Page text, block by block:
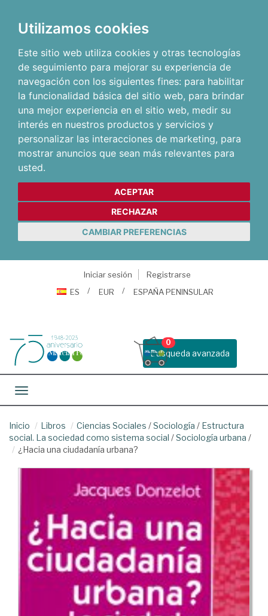
Utilizamos cookies
Este sitio web utiliza cookies y otras tecnologías
de seguimiento para mejorar su experiencia de
navegación con los siguientes fines: para habilitar
la funcionalidad básica del sitio web, para brindar
una mejor experiencia en el sitio web, medir su
interés en nuestros productos y servicios y
personalizar las interacciones de marketing, para
mostrar anuncios que sean más relevantes para
usted.
ACEPTAR
RECHAZAR
CAMBIAR PREFERENCIAS
Iniciar sesión
Registrarse
ES
EUR ESPAÑA PENINSULAR
Busqueda avanzada
0
Toggle navigation
Inicio Libros Ciencias Sociales /Sociología / Estructura
social. La sociedad como sistema social /Sociología urbana /
¿Hacia una ciudadanía urbana?